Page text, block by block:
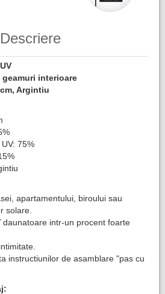
Descriere
interioare
Argintiu
75%
apartamentului, biroului sau
solare.
daunatoare intr-un procent foarte
instructiunilor de asamblare "pas cu